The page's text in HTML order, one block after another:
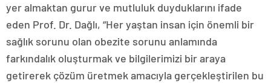
yer almaktan gurur ve mutluluk duyduklarını ifade
eden Prof. Dr. Dağlı, “Her yaştan insan için önemli bir
sağlık sorunu olan obezite sorunu anlamında
farkındalık oluşturmak ve bilgilerimizi bir araya
getirerek çözüm üretmek amacıyla gerçekleştirilen bu